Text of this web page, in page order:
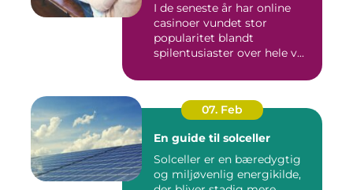
I de seneste år har online
casinoer vundet stor
popularitet blandt
spilentusiaster over hele v...
07. Feb
En guide til solceller
Solceller er en bæredygtig
og miljøvenlig energikilde,